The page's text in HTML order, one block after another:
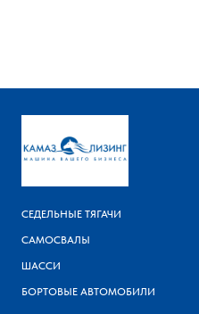
СЕДЕЛЬНЫЕ ТЯГАЧИ
САМОСВАЛЫ
ШАССИ
БОРТОВЫЕ АВТОМОБИЛИ